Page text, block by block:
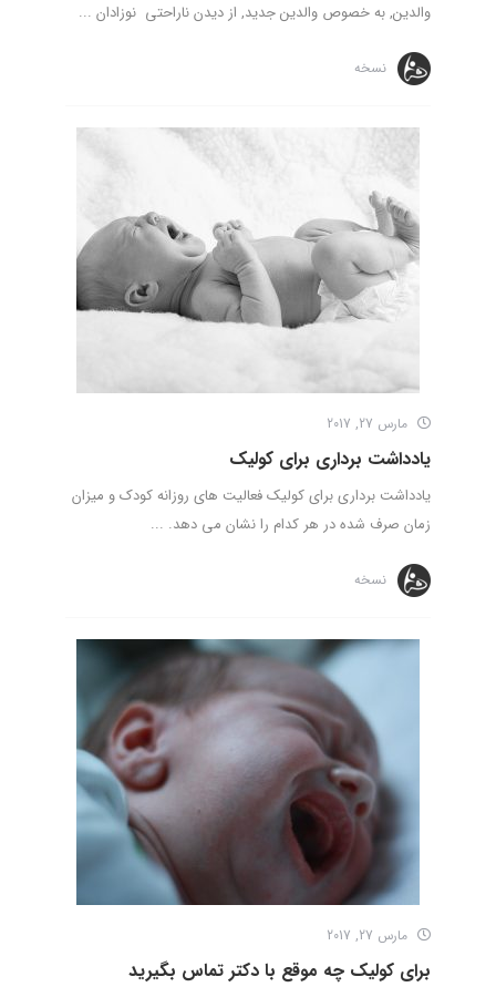
والدین, به خصوص والدین جدید, از دیدن ناراحتی نوزادان ...
نسخه
مارس 27, 2017
یادداشت برداری برای کولیک
یادداشت برداری برای کولیک فعالیت های روزانه کودک و میزان
زمان صرف شده در هر کدام را نشان می دهد. ...
نسخه
مارس 27, 2017
برای کولیک چه موقع با دکتر تماس بگیرید